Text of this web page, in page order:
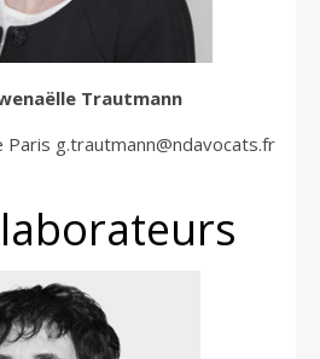
Trautmann
Paris g.trautmann@ndavocats.fr